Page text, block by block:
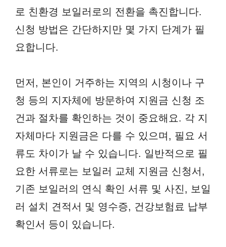
로 친환경 보일러로의 전환을 촉진합니다.
신청 방법은 간단하지만 몇 가지 단계가 필
요합니다.
먼저, 본인이 거주하는 지역의 시청이나 구
청 등의 지자체에 방문하여 지원금 신청 조
건과 절차를 확인하는 것이 중요해요. 각 지
자체마다 지원금은 다를 수 있으며, 필요 서
류도 차이가 날 수 있습니다. 일반적으로 필
요한 서류로는 보일러 교체 지원금 신청서,
기존 보일러의 연식 확인 서류 및 사진, 보일
러 설치 견적서 및 영수증, 건강보험료 납부
확인서 등이 있습니다.